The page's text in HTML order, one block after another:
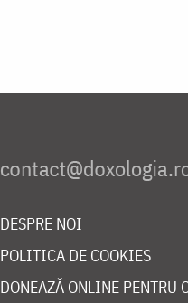
DESPRE NOI
POLITICA DE COOKIES
DONEAZĂ ONLINE PENTRU